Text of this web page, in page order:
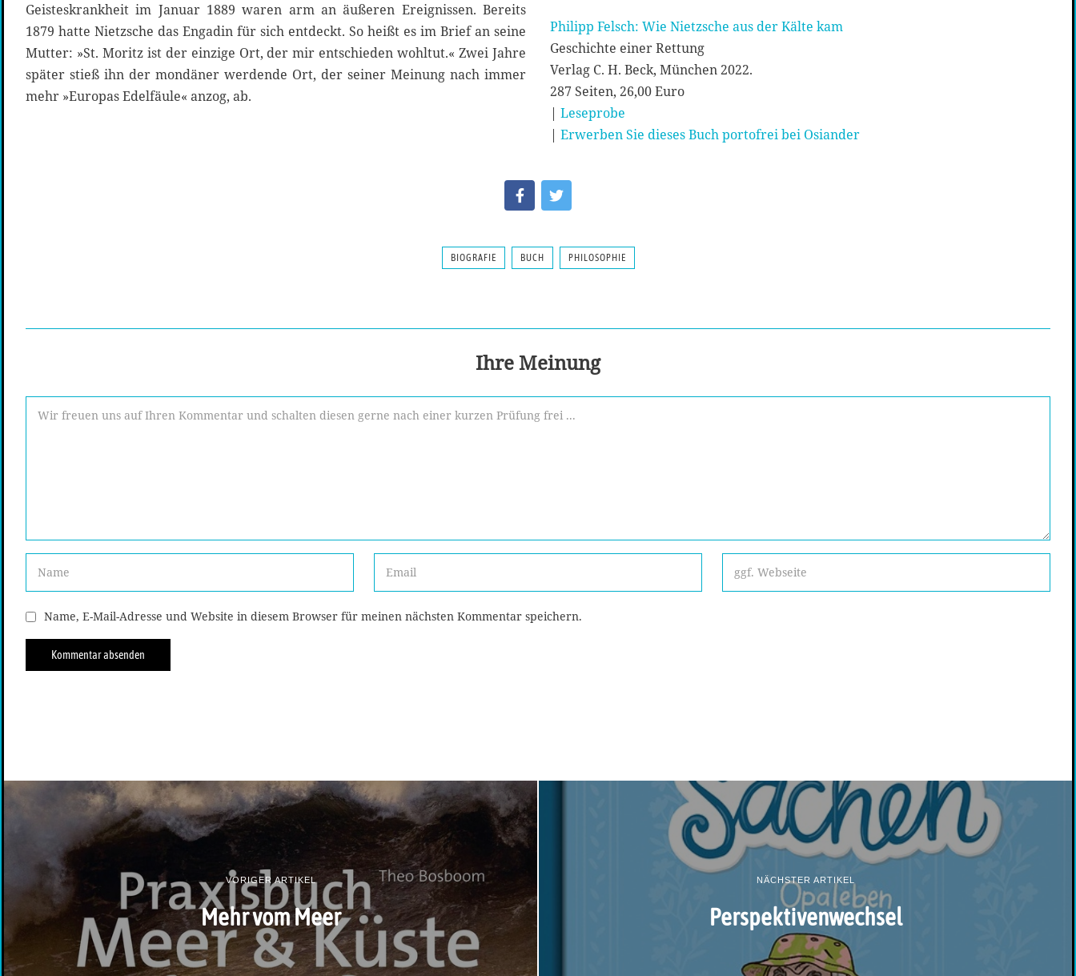
Geisteskrankheit im Januar 1889 waren arm an äußeren Ereignissen. Bereits
1879 hatte Nietzsche das Engadin für sich entdeckt. So heißt es im Brief an seine
Mutter: »St. Moritz ist der einzige Ort, der mir entschieden wohltut.« Zwei Jahre
später stieß ihn der mondäner werdende Ort, der seiner Meinung nach immer
mehr »Europas Edelfäule« anzog, ab.
Philipp Felsch: Wie Nietzsche aus der Kälte kam
Geschichte einer Rettung
Verlag C. H. Beck, München 2022.
287 Seiten, 26,00 Euro
| Leseprobe
| Erwerben Sie dieses Buch portofrei bei Osiander
BIOGRAFIE BUCH PHILOSOPHIE
Ihre Meinung
Name, E-Mail-Adresse und Website in diesem Browser für meinen nächsten Kommentar speichern.
VORIGER ARTIKEL
Mehr vom Meer
NÄCHSTER ARTIKEL
Perspektivenwechsel